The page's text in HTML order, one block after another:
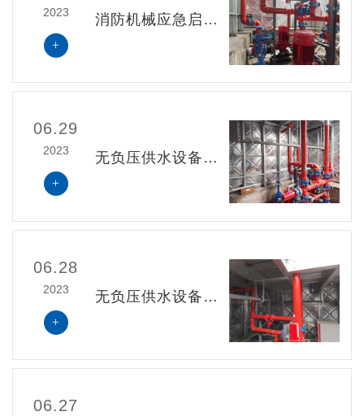
2023
+
消防机械应急启动装置带锁，平时由有权限的人保管
06.29
2023
+
无负压供水设备与二次供水设备从安全性和价格方面的区别
06.28
2023
+
无负压供水设备与二次供水设备从概念和功能方面的区别
06.27